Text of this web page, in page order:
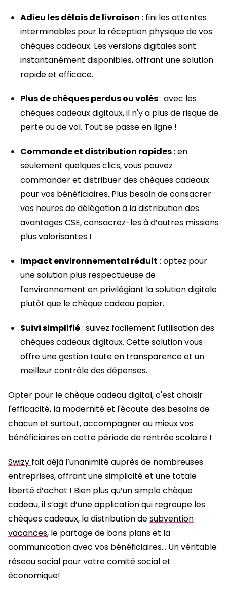
Adieu les délais de livraison : fini les attentes
interminables pour la réception physique de vos
chèques cadeaux. Les versions digitales sont
instantanément disponibles, offrant une solution
rapide et efficace.
Plus de chèques perdus ou volés: avec les
chèques cadeaux digitaux, il n'y a plus de risque de
perte ou de vol. Tout se passe en ligne !
Commande et distribution rapides: en
seulement quelques clics, vous pouvez
commander et distribuer des chèques cadeaux
pour vos bénéficiaires. Plus besoin de consacrer
vos heures de délégation à la distribution des
avantages CSE, consacrez-les à d’autres missions
plus valorisantes !
Impact environnemental réduit : optez pour
une solution plus respectueuse de
l'environnement en privilégiant la solution digitale
plutôt que le chèque cadeau papier.
Suivi simplifié: suivez facilement l'utilisation des
chèques cadeaux digitaux. Cette solution vous
offre une gestion toute en transparence et un
meilleur contrôle des dépenses.
Opter pour le chèque cadeau digital, c'est choisir
l'efficacité, la modernité et l'écoute des besoins de
chacun et surtout, accompagner au mieux vos
bénéficiaires en cette période de rentrée scolaire !
Swizy fait déjà l’unanimité auprès de nombreuses
entreprises, offrant une simplicité et une totale
liberté d’achat ! Bien plus qu’un simple chèque
cadeau, il s’agit d’une application qui regroupe les
chèques cadeaux, la distribution desubvention
vacances, le partage de bons plans et la
communication avec vos bénéficiaires… Un véritable
réseau social pour votre comité social et
économique!